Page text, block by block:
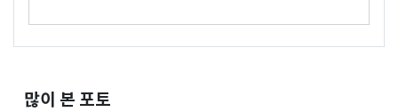
많이 본 포토